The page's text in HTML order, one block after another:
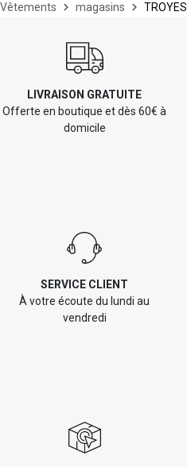
Vêtements magasins TROYES
LIVRAISON GRATUITE
Offerte en boutique et dès 60€ à
domicile
SERVICE CLIENT
À votre écoute du lundi au
vendredi